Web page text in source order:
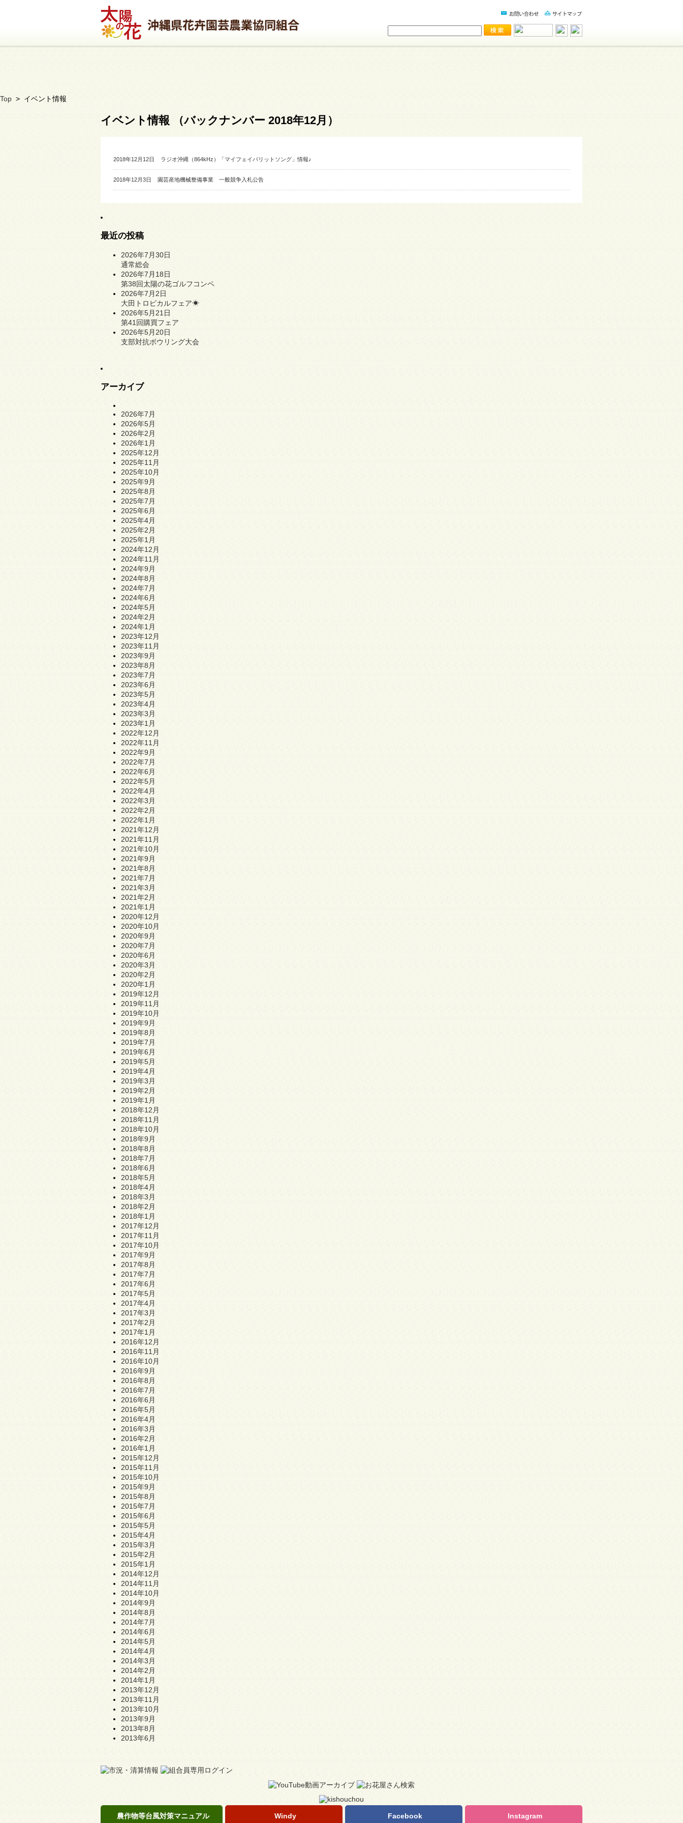
Top > イベント情報
イベント情報 （バックナンバー 2018年12月）
2018年12月12日 ラジオ沖縄（864kHz）「マイフェイバリットソング」情報♪
2018年12月3日 園芸産地機械整備事業 一般競争入札公告
最近の投稿
2026年7月30日
通常総会
2026年7月18日
第38回太陽の花ゴルフコンペ
2026年7月2日
大田トロピカルフェア☀
2026年5月21日
第41回購買フェア
2026年5月20日
支部対抗ボウリング大会
アーカイブ
2026年7月
2026年5月
2026年2月
2026年1月
2025年12月
2025年11月
2025年10月
2025年9月
2025年8月
2025年7月
2025年6月
2025年4月
2025年2月
2025年1月
2024年12月
2024年11月
2024年9月
2024年8月
2024年7月
2024年6月
2024年5月
2024年2月
2024年1月
2023年12月
2023年11月
2023年9月
2023年8月
2023年7月
2023年6月
2023年5月
2023年4月
2023年3月
2023年1月
2022年12月
2022年11月
2022年9月
2022年7月
2022年6月
2022年5月
2022年4月
2022年3月
2022年2月
2022年1月
2021年12月
2021年11月
2021年10月
2021年9月
2021年8月
2021年7月
2021年3月
2021年2月
2021年1月
2020年12月
2020年10月
2020年9月
2020年7月
2020年6月
2020年3月
2020年2月
2020年1月
2019年12月
2019年11月
2019年10月
2019年9月
2019年8月
2019年7月
2019年6月
2019年5月
2019年4月
2019年3月
2019年2月
2019年1月
2018年12月
2018年11月
2018年10月
2018年9月
2018年8月
2018年7月
2018年6月
2018年5月
2018年4月
2018年3月
2018年2月
2018年1月
2017年12月
2017年11月
2017年10月
2017年9月
2017年8月
2017年7月
2017年6月
2017年5月
2017年4月
2017年3月
2017年2月
2017年1月
2016年12月
2016年11月
2016年10月
2016年9月
2016年8月
2016年7月
2016年6月
2016年5月
2016年4月
2016年3月
2016年2月
2016年1月
2015年12月
2015年11月
2015年10月
2015年9月
2015年8月
2015年7月
2015年6月
2015年5月
2015年4月
2015年3月
2015年2月
2015年1月
2014年12月
2014年11月
2014年10月
2014年9月
2014年8月
2014年7月
2014年6月
2014年5月
2014年4月
2014年3月
2014年2月
2014年1月
2013年12月
2013年11月
2013年10月
2013年9月
2013年8月
2013年6月